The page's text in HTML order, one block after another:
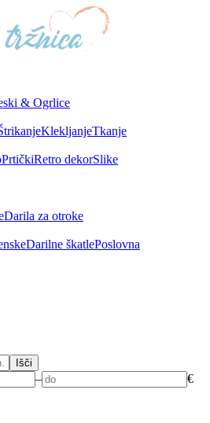
& Ogrlice
KlekljanjeTkanje
PrtičkiRetro dekorSlike
Darila za otroke
Darilne škatlePoslovna
Išči
– €